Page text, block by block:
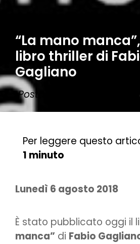
“La mano
libro thriller di
Gagliano
Postato il Agosto 6, 2018
Per leggere questo
1 minuto
Lunedì 6 agosto 2018
È stato pubblicato oggi il
manca” di Fabio